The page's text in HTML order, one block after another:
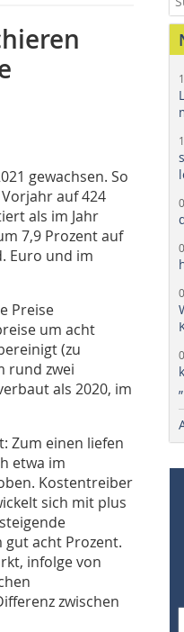
gewachsen. So
auf 424
als im Jahr
7,9 Prozent auf
Euro und im
Preise
um acht
(zu
rund zwei
als 2020, im
Zum einen liefen
etwa im
Kostentreiber
sich mit plus
gut acht Prozent.
infolge von
zwischen